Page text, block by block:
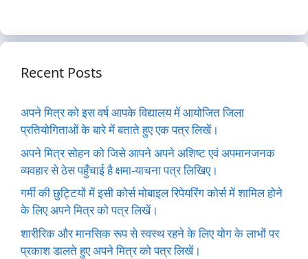
Recent Posts
अपने मित्र को इस वर्ष आपके विद्यालय में आयोजित जिला
प्रतियोगिताओं के बारे में बताते हुए एक पत्र लिखें।
अपने मित्र सोहन को जिसे आपने अपने अशिष्ट एवं अपमानजनक
व्यवहार से ठेस पहुँचाई है क्षमा-याचना पत्र लिखिए।
गर्मी की छुट्टियों में इसी कोर्स मोबाइल रिपेयरिंग कोर्स में शामिल होने
के लिए अपने मित्र को पत्र लिखें।
शारीरिक और मानसिक रूप से स्वस्थ रहने के लिए योग के लाभों पर
प्रकाश डालते हुए अपने मित्र को पत्र लिखें।